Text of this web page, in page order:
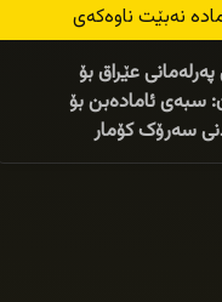
نەبێت ناوەکەی
عێراق بۆ
سبەی ئامادەبن بۆ
سەرۆک کۆمار